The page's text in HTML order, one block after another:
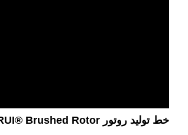
خط تولید روتور SHUAIRUI® Brushed Rotor